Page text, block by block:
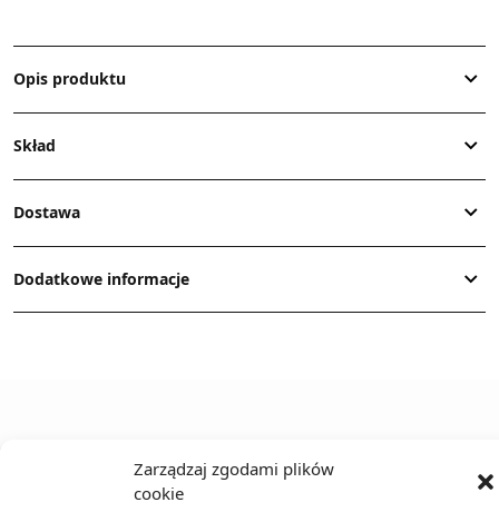
Zarządzaj zgodami plików
cookie
Opis produktu
Skład
Dostawa
Dodatkowe informacje
TO SIĘ TERAZ SPRZEDAJE